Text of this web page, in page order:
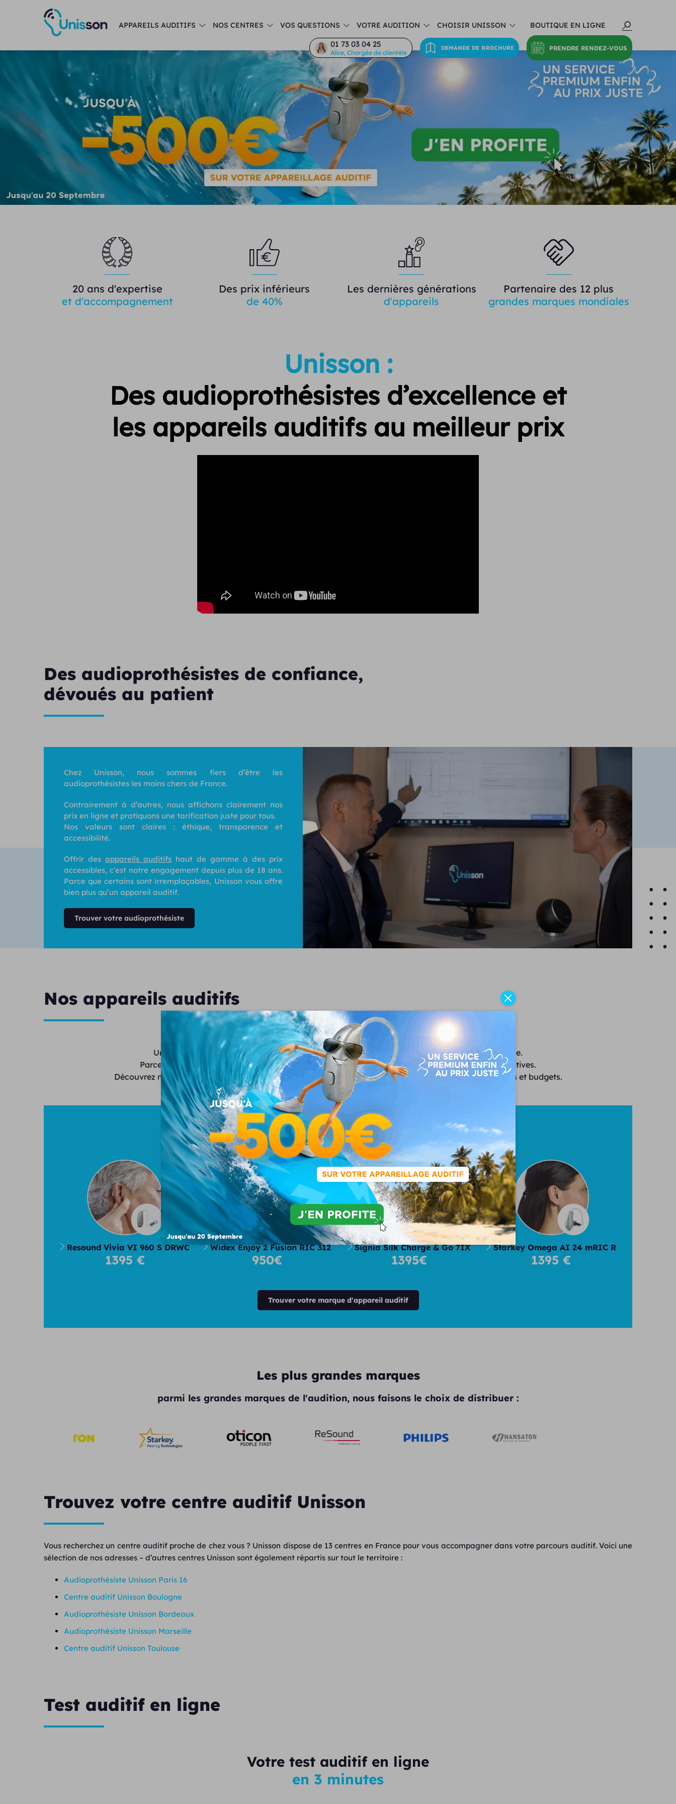
APPAREILS AUDITIFS NOS CENTRES VOS QUESTIONS VOTRE AUDITION CHOISIR UNISSON BOUTIQUE EN LIGNE
01 73 03 04 25
Alice, Chargée de clientèle
DEMANDE DE BROCHURE PRENDRE RENDEZ-VOUS
20 ans d'expertise
et d'accompagnement
Des prix inférieurs
de 40%
Les dernières générations
d'appareils
Partenaire des 12 plus
grandes marques mondiales
Unisson :
Des audioprothésistes d’excellence et
les appareils auditifs au meilleur prix
Des audioprothésistes de confiance,
dévoués au patient
Chez Unisson, nous sommes fiers d’être les
audioprothésistes les moins chers de France.
Contrairement à d’autres, nous affichons clairement nos
prix en ligne et pratiquons une tarification juste pour tous.
Nos valeurs sont claires : éthique, transparence et
accessibilité.
Offrir des appareils auditifshaut de gamme à des prix
accessibles, c’est notre engagement depuis plus de 18 ans.
Parce que certains sont irremplaçables, Unisson vous offre
bien plus qu’un appareil auditif.
Trouver votre audioprothésiste
Nos appareils auditifs
Unisson propose des appareils auditifs de dernière génération alliant discrétion et performance.
Parce que chaque audition est unique, nous collaborons avec les meilleures marques d'aides auditives.
Découvrez nos modèles invisibles, connectés ou rechargeables, conçus pour répondre à tous les besoins et budgets.
Notre sélection d'appareils auditifs 2026
Resound Vivia VI 960 S DRWC
1395 €
Widex Enjoy 2 Fusion RIC 312
950€
Signia Silk Charge & Go 7IX
1395€
Starkey Omega AI 24 mRIC R
1395 €
Trouver votre marque d'appareil auditif
Les plus grandes marques
parmi les grandes marques de l'audition, nous faisons le choix de distribuer :
Trouvez votre centre auditif Unisson
Vous recherchez un centre auditif proche de chez vous ? Unisson dispose de 13 centres en France pour vous accompagner dans votre parcours auditif. Voici une
sélection de nos adresses – d’autres centres Unisson sont également répartis sur tout le territoire :
Audioprothésiste Unisson Paris 16
Centre auditif Unisson Boulogne
Audioprothésiste Unisson Bordeaux
Audioprothésiste Unisson Marseille
Centre auditif Unisson Toulouse
Test auditif en ligne
Votre test auditif en ligne
en 3 minutes